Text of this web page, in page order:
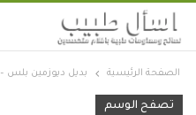
الصفحة الرئيسية بديل ديوزمين بلس – Diosmin Plus
تصفح الوسم